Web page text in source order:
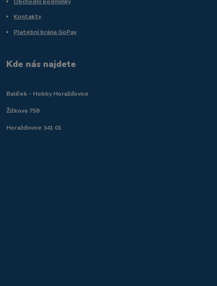
Kontakty
Platební brána GoPay
Kde nás najdete
Balíček - Hobby Horažďovice
Žižkova 758
Horažďovice 341 01